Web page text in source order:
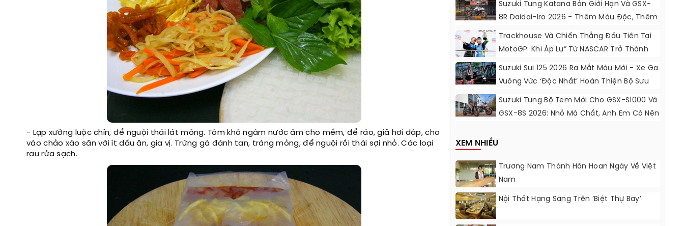
- Lạp xưởng luộc chín, để nguội thái lát mỏng. Tôm khô ngâm nước ấm cho mềm, để ráo, giã hơi dập, cho
vào chảo xào săn với ít dầu ăn, gia vị. Trứng gà đánh tan, tráng mỏng, để nguội rồi thái sợi nhỏ. Các loại
rau rửa sạch.
Suzuki Tung Katana Bản Giới Hạn Và GSX-
8R Daidai-Iro 2026 - Thêm Màu Độc, Thêm
Đồ Chơi, Thêm Cá Tính
Trackhouse Và Chiến Thắng Đầu Tiên Tại
MotoGP: Khi Áp Lự” Từ NASCAR Trở Thành
Động Lực Ngọt Ngào
Suzuki Sui 125 2026 Ra Mắt Màu Mới - Xe Ga
Vuông Vức ‘độc Nhất’ Hoàn Thiện Bộ Sưu
Tập 7 Sắc Cầu Vồng
Suzuki Tung Bộ Tem Mới Cho GSX-S1000 Và
GSX-8S 2026: Nhỏ Mà Chất, Anh Em Có Nên
XEM NHIỀU
Trương Nam Thành Hân Hoan Ngày Về Việt
Nam
Nội Thất Hạng Sang Trên ‘biệt Thự Bay’